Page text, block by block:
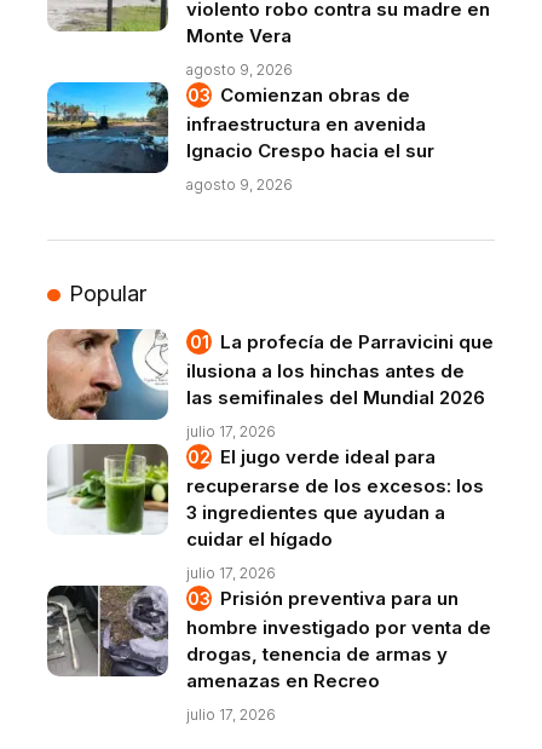
violento robo contra su madre en
Monte Vera
agosto 9, 2026
Comienzan obras de
infraestructura en avenida
Ignacio Crespo hacia el sur
agosto 9, 2026
Popular
La profecía de Parravicini que
ilusiona a los hinchas antes de
las semifinales del Mundial 2026
julio 17, 2026
El jugo verde ideal para
recuperarse de los excesos: los
3 ingredientes que ayudan a
cuidar el hígado
julio 17, 2026
Prisión preventiva para un
hombre investigado por venta de
drogas, tenencia de armas y
amenazas en Recreo
julio 17, 2026